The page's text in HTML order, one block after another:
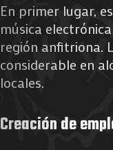
En primer lugar,
música
región anfitriona.
considerable en
locales.
Creación de